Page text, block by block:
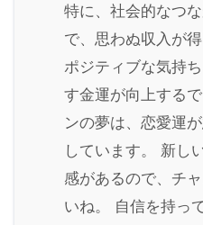
特に、社会的なつ
で、思わぬ収入が
ポジティブな気持
す金運が向上する
ンの夢は、恋愛運
しています。 新し
感があるので、チ
いね。 自信を持っ